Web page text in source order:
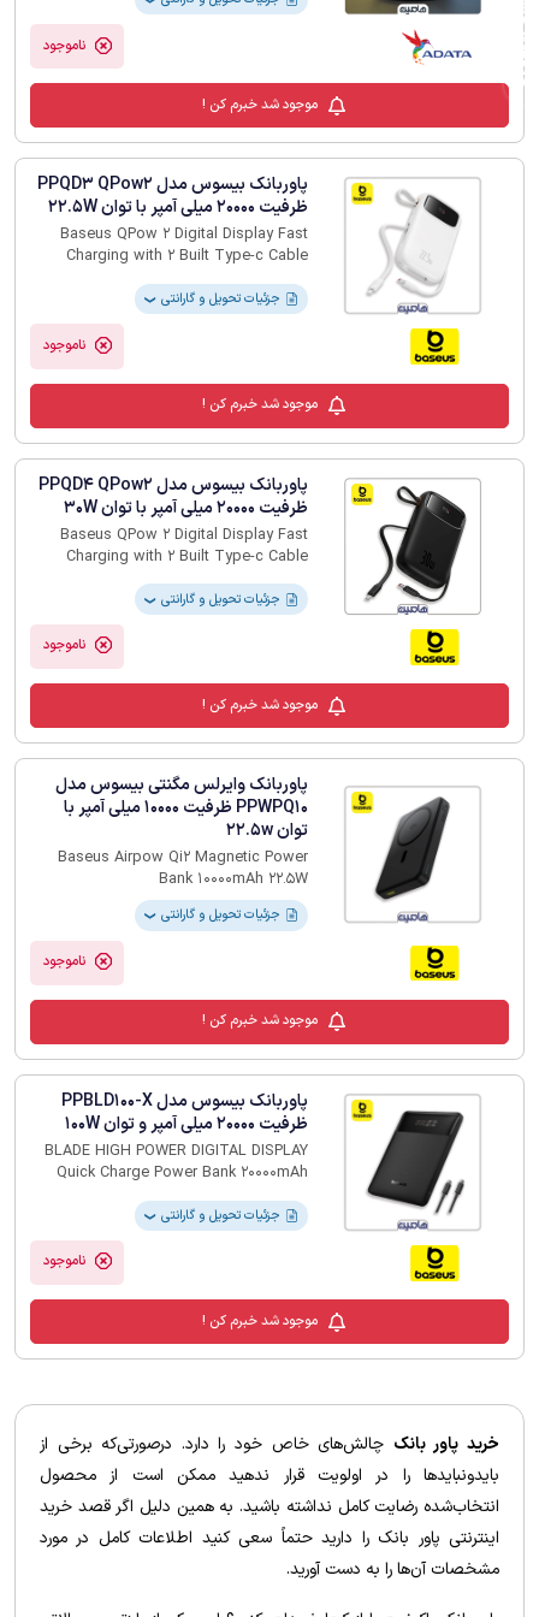
ناموجود
موجود شد خبرم کن !
پاوربانک بیسوس مدل PPQD3 QPow2
ظرفیت 20000 میلی آمپر با توان 22.5W
Baseus QPow 2 Digital Display Fast
Charging with 2 Built Type-c Cable
جزئیات تحویل و گارانتی ❯
ناموجود
موجود شد خبرم کن !
پاوربانک بیسوس مدل PPQD4 QPow2
ظرفیت 20000 میلی آمپر با توان 30W
Baseus QPow 2 Digital Display Fast
Charging with 2 Built Type-c Cable
C / فاقد کابل لایتنینگ اپل
جزئیات تحویل و گارانتی ❯
ناموجود
موجود شد خبرم کن !
پاوربانک وایرلس مگنتی بیسوس مدل
PPWPQ10 ظرفیت 10000 میلی آمپر با
توان 22.5w
Baseus Airpow Qi2 Magnetic Power
Bank 10000mAh 22.5W
جزئیات تحویل و گارانتی ❯
ناموجود
موجود شد خبرم کن !
پاوربانک بیسوس مدل PPBLD100-X
ظرفیت 20000 میلی آمپر و توان 100W
BLADE HIGH POWER DIGITAL DISPLAY
Quick Charge Power Bank 20000mAh
جزئیات تحویل و گارانتی ❯
ناموجود
موجود شد خبرم کن !
خرید پاور بانک چالش‌های خاص خود را دارد. درصورتی‌که برخی از
بایدونبایدها را در اولویت قرار ندهید ممکن است از محصول
انتخاب‌شده رضایت کامل نداشته باشید. به همین دلیل اگر قصد خرید
اینترنتی پاور بانک را دارید حتماً سعی کنید اطلاعات کامل در مورد
مشخصات آن‌ها را به دست آورید.